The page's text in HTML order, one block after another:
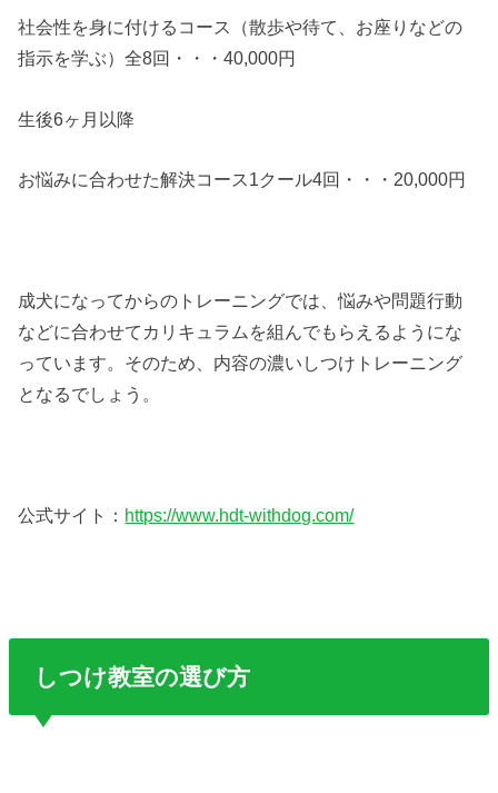
社会性を身に付けるコース（散歩や待て、お座りなどの
指示を学ぶ）全8回・・・40,000円
生後6ヶ月以降
お悩みに合わせた解決コース1クール4回・・・20,000円
成犬になってからのトレーニングでは、悩みや問題行動
などに合わせてカリキュラムを組んでもらえるようにな
っています。そのため、内容の濃いしつけトレーニング
となるでしょう。
公式サイト： https://www.hdt-withdog.com/
しつけ教室の選び方